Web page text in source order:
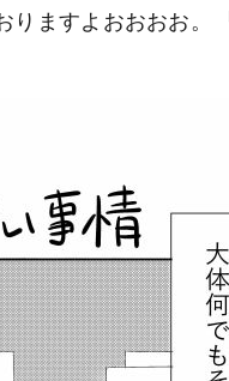
りますよおおおお。